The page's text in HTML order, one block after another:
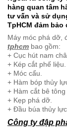
Ngoài ra công ty
hàng quan tâm
tư vấn và sử
TpHCM đảm
Máy móc phá dỡ,
tphcmbao gồm:
+ Cục hút nam
+ Kép cắt phế liệu.
+ Móc cẩu.
+ Hàm bóp thủy
+ Hàm cắt bê tông
+ Kẹp phá dỡ.
+ Đầu búa thủy